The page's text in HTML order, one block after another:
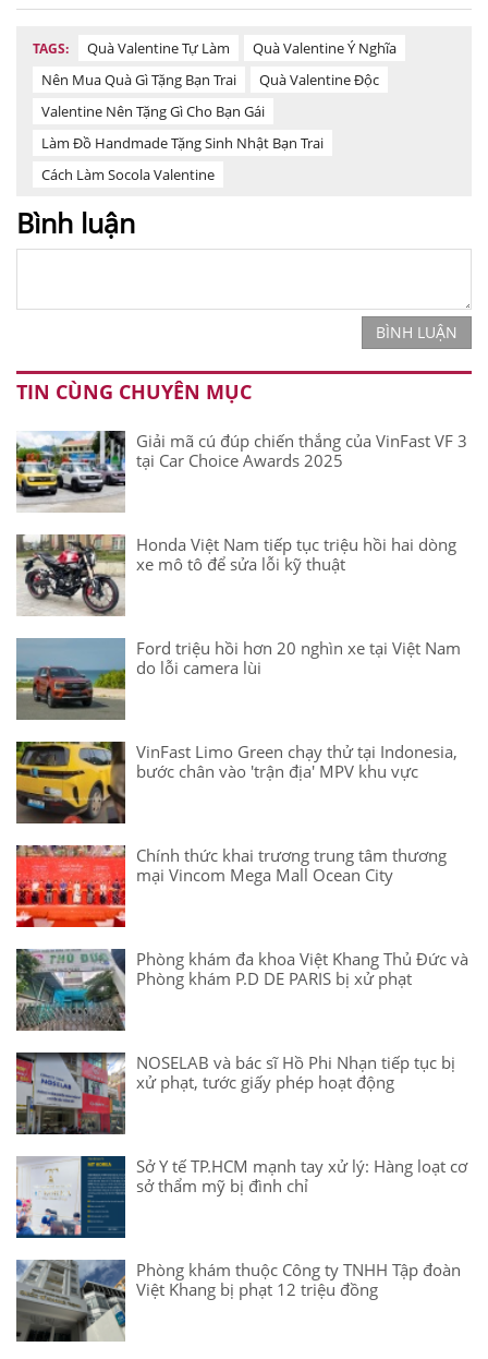
TAGS: Quà Valentine Tự Làm
Quà Valentine Ý Nghĩa
Nên Mua Quà Gì Tặng Bạn Trai
Quà Valentine Độc
Valentine Nên Tặng Gì Cho Bạn Gái
Làm Đồ Handmade Tặng Sinh Nhật Bạn Trai
Cách Làm Socola Valentine
Bình luận
BÌNH LUẬN
TIN CÙNG CHUYÊN MỤC
Giải mã cú đúp chiến thắng của VinFast VF 3
tại Car Choice Awards 2025
Honda Việt Nam tiếp tục triệu hồi hai dòng
xe mô tô để sửa lỗi kỹ thuật
Ford triệu hồi hơn 20 nghìn xe tại Việt Nam
do lỗi camera lùi
VinFast Limo Green chạy thử tại Indonesia,
bước chân vào 'trận địa' MPV khu vực
Chính thức khai trương trung tâm thương
mại Vincom Mega Mall Ocean City
Phòng khám đa khoa Việt Khang Thủ Đức và
Phòng khám P.D DE PARIS bị xử phạt
NOSELAB và bác sĩ Hồ Phi Nhạn tiếp tục bị
xử phạt, tước giấy phép hoạt động
Sở Y tế TP.HCM mạnh tay xử lý: Hàng loạt cơ
sở thẩm mỹ bị đình chỉ
Phòng khám thuộc Công ty TNHH Tập đoàn
Việt Khang bị phạt 12 triệu đồng